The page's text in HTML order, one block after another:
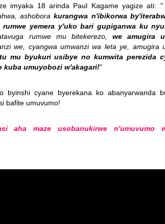
imyaka 18 arinda Paul Kagame yagize ati: "
ashoborakurangwa n'ibikorwa
yemera y'uko bari gupiganwa ku
rumwe mu bitekerezo, we amugira
we, cyangwa umwanzi wa leta ye, amugira
mu byukuri usibye no kumwita perezida
kuba umuyobozi w'akagari!"
byinshi cyane byerekana ko abanyarwanda
bafite umuvumo!
aha maze usobanukirwe n'umuvumo